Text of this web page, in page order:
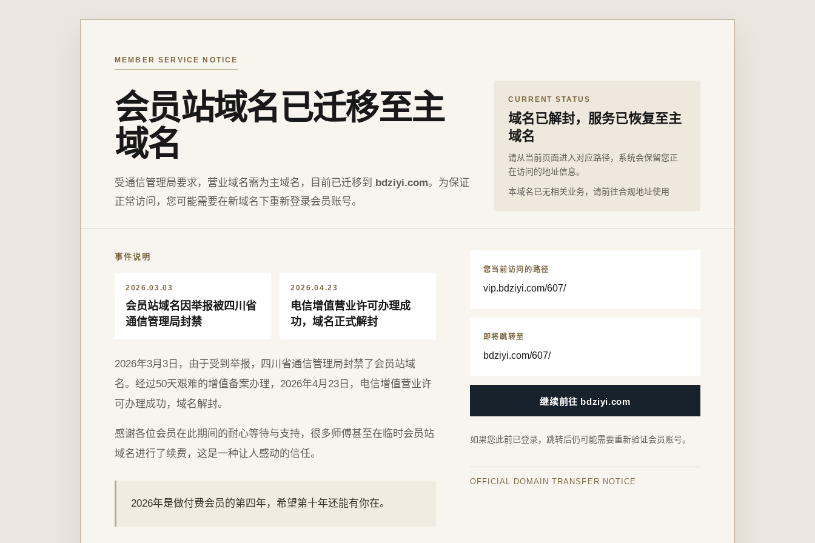
MEMBER SERVICE NOTICE
会员站域名已迁移至主
域名
受通信管理局要求，营业域名需为主域名，目前已迁移到 bdziyi.com。为保证
正常访问，您可能需要在新域名下重新登录会员账号。
CURRENT STATUS
域名已解封，服务已恢复至主
域名
请从当前页面进入对应路径，系统会保留您正
在访问的地址信息。
本域名已无相关业务，请前往合规地址使用
事件说明
2026.03.03
会员站域名因举报被四川省
通信管理局封禁
2026.04.23
电信增值营业许可办理成
功，域名正式解封
2026年3月3日，由于受到举报，四川省通信管理局封禁了会员站域
名。经过50天艰难的增值备案办理，2026年4月23日，电信增值营业许
可办理成功，域名解封。
感谢各位会员在此期间的耐心等待与支持，很多师傅甚至在临时会员站
域名进行了续费，这是一种让人感动的信任。
2026年是做付费会员的第四年，希望第十年还能有你在。
您当前访问的路径
vip.bdziyi.com/607/
即将跳转至
bdziyi.com/607/
继续前往 bdziyi.com
如果您此前已登录，跳转后仍可能需要重新验证会员账号。
OFFICIAL DOMAIN TRANSFER NOTICE